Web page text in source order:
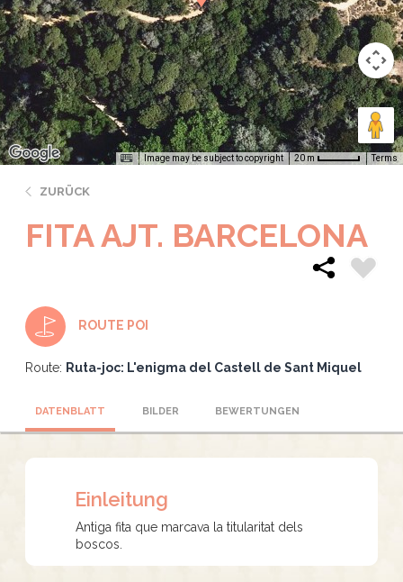
Image may be subject to copyright 20 m Terms
ZURÜCK
FITA AJT. BARCELONA
ROUTE POI
Route: Ruta-joc: L'enigma del Castell de Sant Miquel
DATENBLATT BILDER BEWERTUNGEN
Einleitung
Antiga fita que marcava la titularitat dels
boscos.